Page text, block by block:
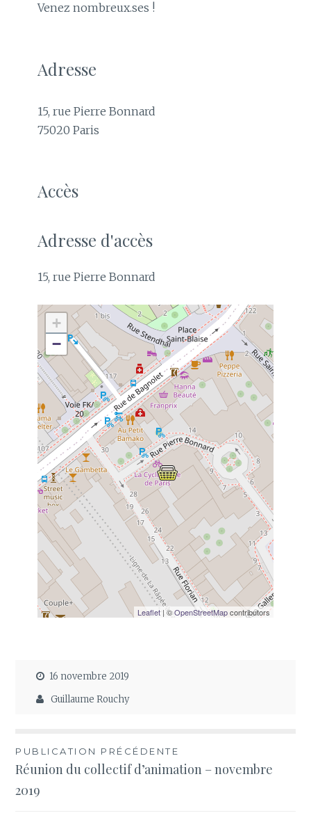
Venez nombreux.ses !
Adresse
15, rue Pierre Bonnard
75020 Paris
Accès
Adresse d'accès
15, rue Pierre Bonnard
+
−
Leaflet | ©OpenStreetMapcontributors
16 novembre 2019
Guillaume Rouchy
Navigation
de
l’article
PUBLICATION PRÉCÉDENTE
Réunion du collectif d’animation – novembre
2019